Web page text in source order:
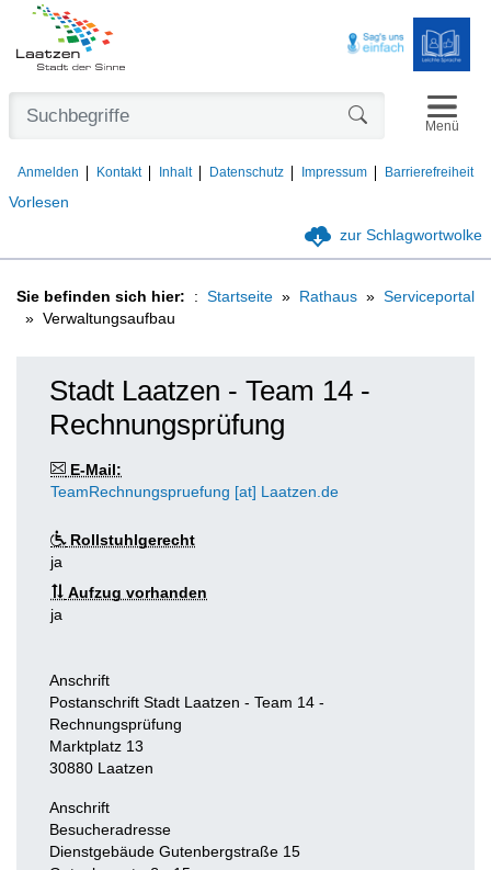
Vorlesen
Anmelden Kontakt Inhalt Datenschutz Impressum Barrierefreiheit
Menü
zur Schlagwortwolke
Sie befinden sich hier: Startseite Rathaus
Serviceportal
Verwaltungsaufbau
Stadt Laatzen - Team 14 -
Rechnungsprüfung
E-Mail:
TeamRechnungspruefung [at] Laatzen.de
Rollstuhlgerecht
ja
Aufzug vorhanden
ja
Anschrift
Postanschrift Stadt Laatzen - Team 14 -
Rechnungsprüfung
Marktplatz 13
30880 Laatzen
Anschrift
Besucheradresse
Dienstgebäude Gutenbergstraße 15